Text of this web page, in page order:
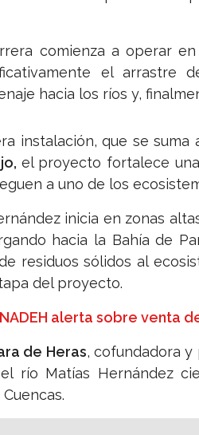
comienza a operar
el arrastre
hacia los ríos y,
instalación, que se
el proyecto fortalece
a uno de los
inicia en zonas
hacia la Bahía de
residuos sólidos al
del proyecto.
alerta sobre venta
de Heras, cofundadora y
río Matías Hernández